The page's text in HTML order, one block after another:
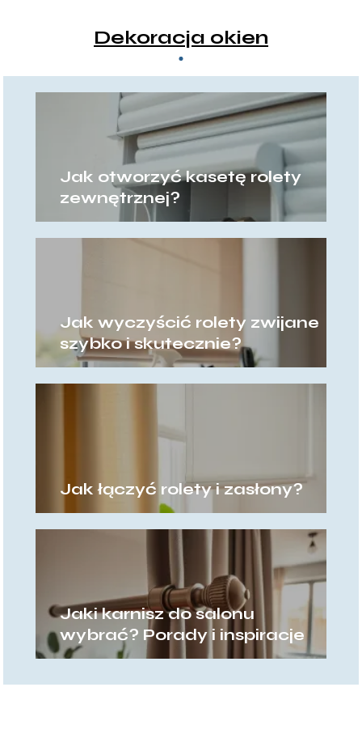
Dekoracja okien
Jak otworzyć kasetę rolety
zewnętrznej?
Jak wyczyścić rolety zwijane
szybko i skutecznie?
Jak łączyć rolety i zasłony?
Jaki karnisz do salonu
wybrać? Porady i inspiracje